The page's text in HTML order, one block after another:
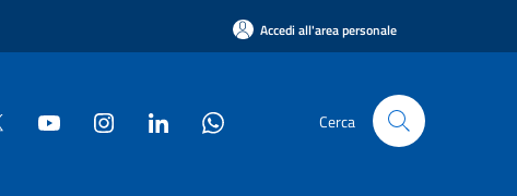
Accedi all'area personale
Cerca